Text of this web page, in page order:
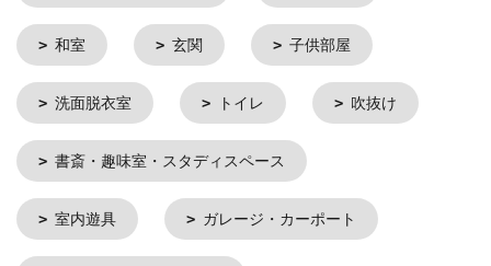
和室 玄関 子供部屋
洗面脱衣室 トイレ 吹抜け
書斎・趣味室・スタディスペース
室内遊具 ガレージ・カーポート